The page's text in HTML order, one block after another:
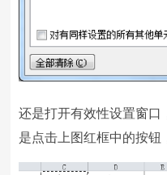
还是打开有效性设置窗
是点击上图红框中的按钮